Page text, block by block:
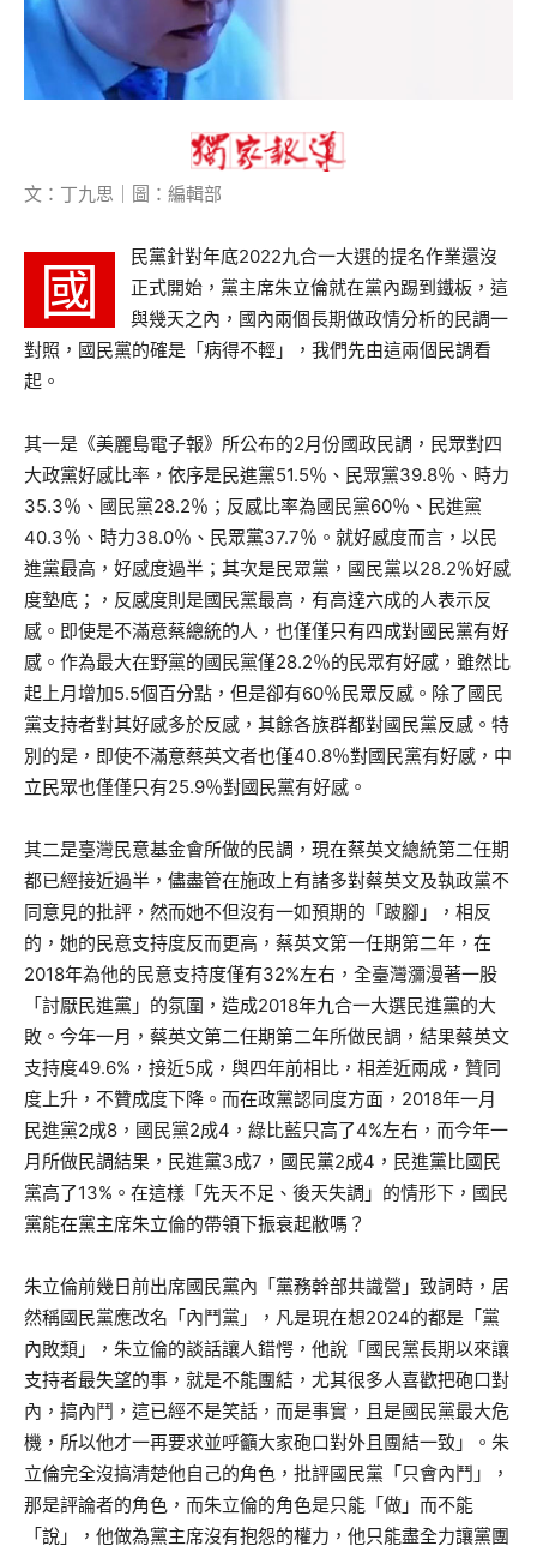
文：丁九思｜圖：編輯部
國
民黨針對年底2022九合一大選的提名作業還沒
正式開始，黨主席朱立倫就在黨內踢到鐵板，這
與幾天之內，國內兩個長期做政情分析的民調一
對照，國民黨的確是「病得不輕」，我們先由這兩個民調看
起。
其一是《美麗島電子報》所公布的2月份國政民調，民眾對四
大政黨好感比率，依序是民進黨51.5％、民眾黨39.8％、時力
35.3％、國民黨28.2％；反感比率為國民黨60％、民進黨
40.3％、時力38.0％、民眾黨37.7％。就好感度而言，以民
進黨最高，好感度過半；其次是民眾黨，國民黨以28.2％好感
度墊底；，反感度則是國民黨最高，有高達六成的人表示反
感。即使是不滿意蔡總統的人，也僅僅只有四成對國民黨有好
感。作為最大在野黨的國民黨僅28.2％的民眾有好感，雖然比
起上月增加5.5個百分點，但是卻有60％民眾反感。除了國民
黨支持者對其好感多於反感，其餘各族群都對國民黨反感。特
別的是，即使不滿意蔡英文者也僅40.8％對國民黨有好感，中
立民眾也僅僅只有25.9％對國民黨有好感。
其二是臺灣民意基金會所做的民調，現在蔡英文總統第二任期
都已經接近過半，儘盡管在施政上有諸多對蔡英文及執政黨不
同意見的批評，然而她不但沒有一如預期的「跛腳」，相反
的，她的民意支持度反而更高，蔡英文第一任期第二年，在
2018年為他的民意支持度僅有32%左右，全臺灣瀰漫著一股
「討厭民進黨」的氛圍，造成2018年九合一大選民進黨的大
敗。今年一月，蔡英文第二任期第二年所做民調，結果蔡英文
支持度49.6%，接近5成，與四年前相比，相差近兩成，贊同
度上升，不贊成度下降。而在政黨認同度方面，2018年一月
民進黨2成8，國民黨2成4，綠比藍只高了4%左右，而今年一
月所做民調結果，民進黨3成7，國民黨2成4，民進黨比國民
黨高了13%。在這樣「先天不足、後天失調」的情形下，國民
黨能在黨主席朱立倫的帶領下振衰起敝嗎？
朱立倫前幾日前出席國民黨內「黨務幹部共識營」致詞時，居
然稱國民黨應改名「內鬥黨」，凡是現在想2024的都是「黨
內敗類」，朱立倫的談話讓人錯愕，他說「國民黨長期以來讓
支持者最失望的事，就是不能團結，尤其很多人喜歡把砲口對
內，搞內鬥，這已經不是笑話，而是事實，且是國民黨最大危
機，所以他才一再要求並呼籲大家砲口對外且團結一致」。朱
立倫完全沒搞清楚他自己的角色，批評國民黨「只會內鬥」，
那是評論者的角色，而朱立倫的角色是只能「做」而不能
「說」，他做為黨主席沒有抱怨的權力，他只能盡全力讓黨團